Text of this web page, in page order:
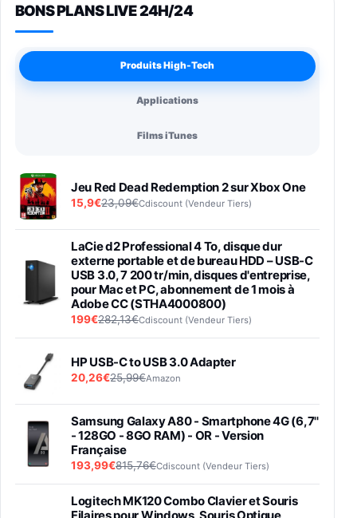
BONS PLANS LIVE 24H/24
Produits High-Tech
Applications
Films iTunes
Jeu Red Dead Redemption 2 sur Xbox One
15,9€23,09€Cdiscount (Vendeur Tiers)
LaCie d2 Professional 4 To, disque dur
externe portable et de bureau HDD – USB-C
USB 3.0, 7 200 tr/min, disques d'entreprise,
pour Mac et PC, abonnement de 1 mois à
Adobe CC (STHA4000800)
199€282,13€Cdiscount (Vendeur Tiers)
HP USB-C to USB 3.0 Adapter
20,26€25,99€Amazon
Samsung Galaxy A80 - Smartphone 4G (6,7''
- 128GO - 8GO RAM) - OR - Version
Française
193,99€815,76€Cdiscount (Vendeur Tiers)
Logitech MK120 Combo Clavier et Souris